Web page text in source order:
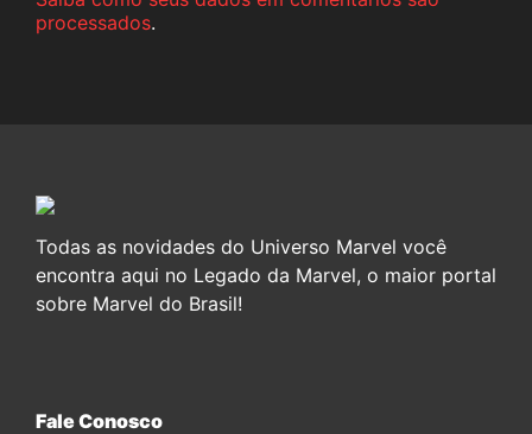
processados.
Todas as novidades do Universo Marvel você
encontra aqui no Legado da Marvel, o maior portal
sobre Marvel do Brasil!
Fale Conosco